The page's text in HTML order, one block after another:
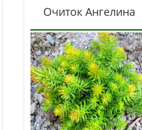
Очиток Ангелина